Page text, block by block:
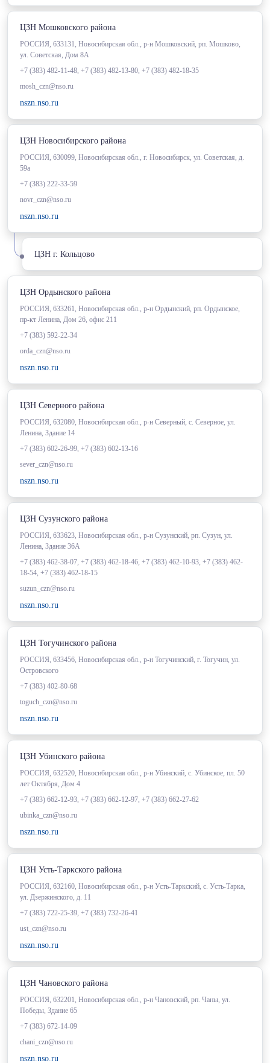
ЦЗН Мошковского района
РОССИЯ, 633131, Новосибирская обл., р-н Мошковский, рп. Мошково,
ул. Советская, Дом 8А
+7 (383) 482-11-48, +7 (383) 482-13-80, +7 (383) 482-18-35
mosh_czn@nso.ru
nszn.nso.ru
ЦЗН Новосибирского района
РОССИЯ, 630099, Новосибирская обл., г. Новосибирск, ул. Советская, д.
59а
+7 (383) 222-33-59
novr_czn@nso.ru
nszn.nso.ru
ЦЗН г. Кольцово
ЦЗН Ордынского района
РОССИЯ, 633261, Новосибирская обл., р-н Ордынский, рп. Ордынское,
пр-кт Ленина, Дом 26, офис 211
+7 (383) 592-22-34
orda_czn@nso.ru
nszn.nso.ru
ЦЗН Северного района
РОССИЯ, 632080, Новосибирская обл., р-н Северный, с. Северное, ул.
Ленина, Здание 14
+7 (383) 602-26-99, +7 (383) 602-13-16
sever_czn@nso.ru
nszn.nso.ru
ЦЗН Сузунского района
РОССИЯ, 633623, Новосибирская обл., р-н Сузунский, рп. Сузун, ул.
Ленина, Здание 36А
+7 (383) 462-38-07, +7 (383) 462-18-46, +7 (383) 462-10-93, +7 (383) 462-
18-54, +7 (383) 462-18-15
suzun_czn@nso.ru
nszn.nso.ru
ЦЗН Тогучинского района
РОССИЯ, 633456, Новосибирская обл., р-н Тогучинский, г. Тогучин, ул.
Островского
+7 (383) 402-80-68
toguch_czn@nso.ru
nszn.nso.ru
ЦЗН Убинского района
РОССИЯ, 632520, Новосибирская обл., р-н Убинский, с. Убинское, пл. 50
лет Октября, Дом 4
+7 (383) 662-12-93, +7 (383) 662-12-97, +7 (383) 662-27-62
ubinka_czn@nso.ru
nszn.nso.ru
ЦЗН Усть-Таркского района
РОССИЯ, 632160, Новосибирская обл., р-н Усть-Таркский, с. Усть-Тарка,
ул. Дзержинского, д. 11
+7 (383) 722-25-39, +7 (383) 732-26-41
ust_czn@nso.ru
nszn.nso.ru
ЦЗН Чановского района
РОССИЯ, 632201, Новосибирская обл., р-н Чановский, рп. Чаны, ул.
Победы, Здание 65
+7 (383) 672-14-09
chani_czn@nso.ru
nszn.nso.ru